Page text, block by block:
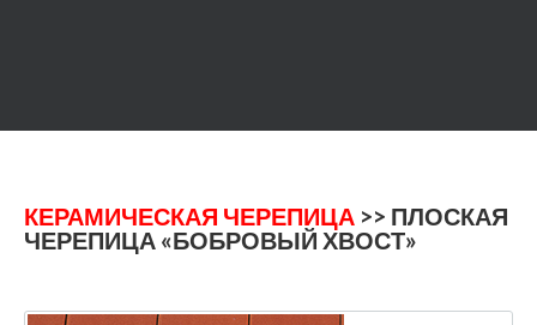
КЕРАМИЧЕСКАЯ ЧЕРЕПИЦА >> ПЛОСКАЯ
ЧЕРЕПИЦА «БОБРОВЫЙ ХВОСТ»